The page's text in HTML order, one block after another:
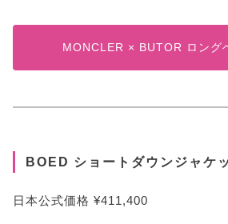
MONCLER × BUTOR ロング
BOED ショートダウンジャケ
日本公式価格 ¥411,400